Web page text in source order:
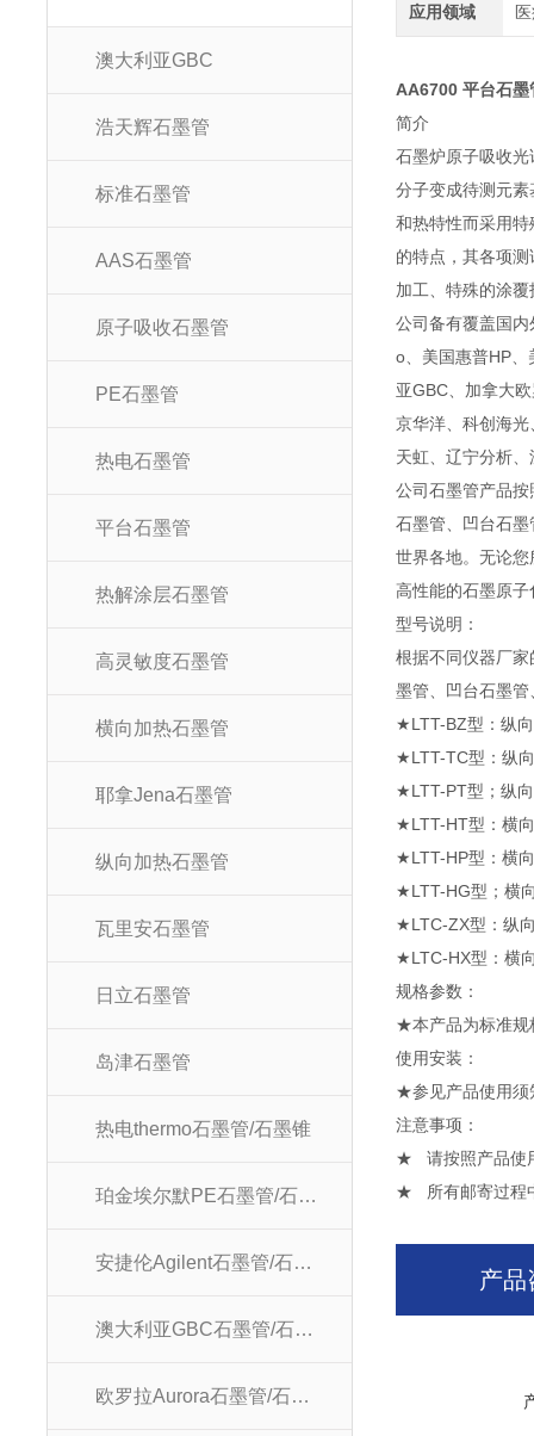
澳大利亚GBC
浩天辉石墨管
标准石墨管
AAS石墨管
原子吸收石墨管
PE石墨管
热电石墨管
平台石墨管
热解涂层石墨管
高灵敏度石墨管
横向加热石墨管
耶拿Jena石墨管
纵向加热石墨管
瓦里安石墨管
日立石墨管
岛津石墨管
热电thermo石墨管/石墨锥
珀金埃尔默PE石墨管/石墨锥
安捷伦Agilent石墨管/石墨锥
澳大利亚GBC石墨管/石墨锥
欧罗拉Aurora石墨管/石墨锥
应用领域
AA6700 平台石
简
石墨炉原子吸收
分子变成待测元
和热特性而采用
的特点，其各项
加工、特殊的涂
公司备有覆盖国
o、美国惠普HP
亚GBC、加拿大
京华洋、科创海
天虹、辽宁分析
公司石墨管产品
石墨管、凹台石
世界各地。无论
高性能的石墨原
型号说
根据不同仪器厂
墨管、凹台石墨
★LTT-BZ型：纵
★LTT-TC型：纵
★LTT-PT型；纵
★LTT-HT型：横
★LTT-HP型：横
★LTT-HG型；横
★LTC-ZX型：纵
★LTC-HX型：横
规格参
★本产品为标准规
使用
★参见产品使用须
注意
★ 请按照产品使
★ 所有邮寄过程
产品